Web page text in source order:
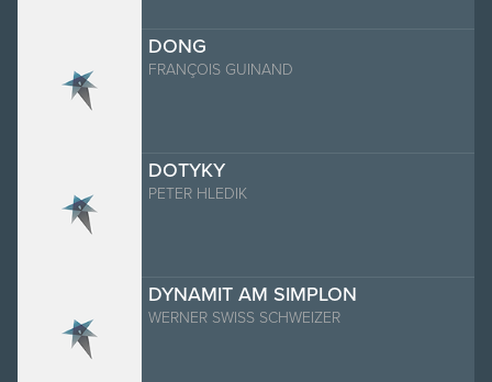
DONG
FRANÇOIS GUINAND
DOTYKY
PETER HLEDIK
DYNAMIT AM SIMPLON
WERNER SWISS SCHWEIZER